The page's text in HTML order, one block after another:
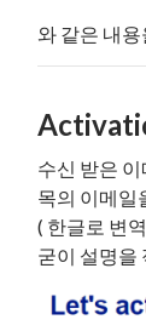
와 같은 내
수신 받은 이
목의 이메일
( 한글로 변
굳이 설명을